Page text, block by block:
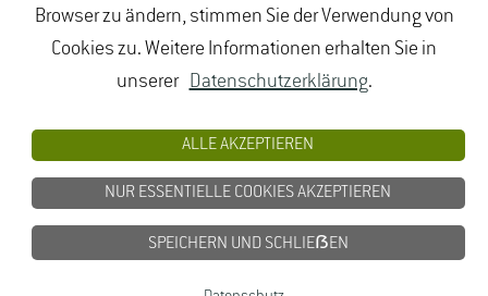
Studium| Naturschutz Studium|Oenologie
Studium| Studiengang Logistik|Studiengänge
Lebensmittel |Studiengänge Natur| Studiengänge
Studium Landschaftsarchitektur
Studium Lebensmittel|Studium
Lebensmittelsicherheit|Studium Logistik|Studium
Studium Naturschutz|Studium
Browser zu ändern, stimmen Sie der Verwendung von
Cookies zu. Weitere Informationen erhalten Sie in
unserer Datenschutzerklärung.
ALLE AKZEPTIEREN
NUR ESSENTIELLE COOKIES AKZEPTIEREN
SPEICHERN UND SCHLIEẞEN